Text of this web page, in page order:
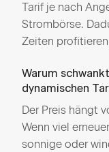
Tarif je nach
Strombörse.
Zeiten
Warum
dynamischen
Der Preis hängt
Wenn viel
sonnige oder